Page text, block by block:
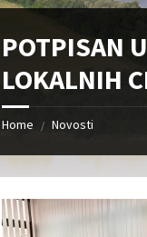
POTPISAN
LOKALNIH
Home / Novosti